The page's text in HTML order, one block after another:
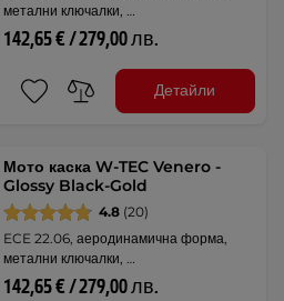
метални ключалки, …
142,65 € / 279,00 лв.
Детайли
Мото каска W-TEC Venero -
Glossy Black-Gold
4.8 (20)
ECE 22.06, аеродинамична форма,
метални ключалки, …
142,65 € / 279,00 лв.